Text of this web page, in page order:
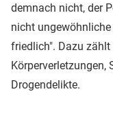
demnach nicht, der
nicht
friedlich". Dazu
Körperverletzungen,
Drogendelikte.